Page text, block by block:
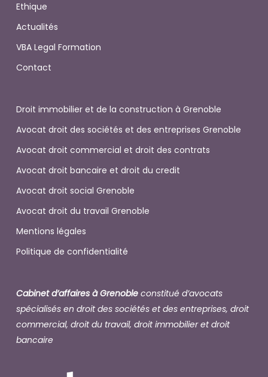
Ethique
Actualités
VBA Legal Formation
Contact
Droit immobilier et de la construction à Grenoble
Avocat droit des sociétés et des entreprises Grenoble
Avocat droit commercial et droit des contrats
Avocat droit bancaire et droit du credit
Avocat droit social Grenoble
Avocat droit du travail Grenoble
Mentions légales
Politique de confidentialité
Cabinet d’affaires à Grenobleconstitué d’avocats
spécialisés en droit des sociétés et des entreprises, droit
commercial, droit du travail, droit immobilier et droit
bancaire